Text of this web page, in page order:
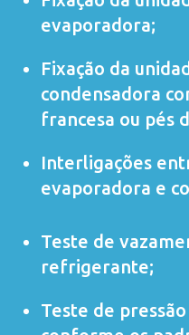
evaporadora;
Fixação da
condensadora
francesa ou pés
Interligações
evaporadora e
Teste de
refrigerante;
Teste de